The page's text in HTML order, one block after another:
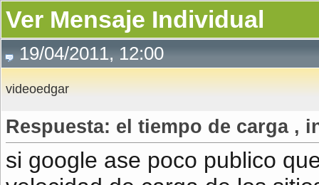
Ver Mensaje Individual
19/04/2011, 12:00
videoedgar
Respuesta: el tiempo de carga ,
si google ase poco publico